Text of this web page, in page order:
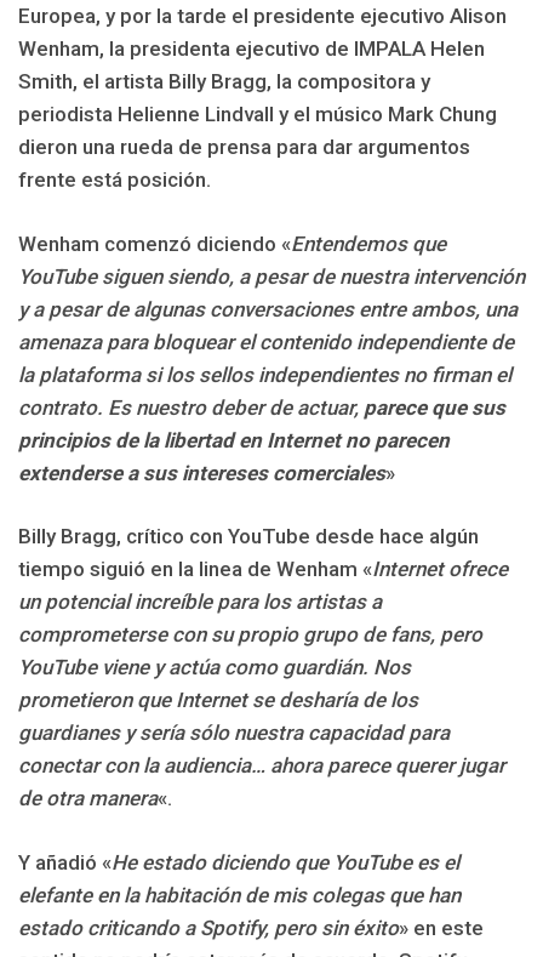
Europea, y por la tarde el presidente ejecutivo Alison
Wenham, la presidenta ejecutivo de IMPALA Helen
Smith, el artista Billy Bragg, la compositora y
periodista Helienne Lindvall y el músico Mark Chung
dieron una rueda de prensa para dar argumentos
frente está posición.
Wenham comenzó diciendo «Entendemos que
YouTube siguen siendo, a pesar de nuestra intervención
y a pesar de algunas conversaciones entre ambos, una
amenaza para bloquear el contenido independiente de
la plataforma si los sellos independientes no firman el
contrato. Es nuestro deber de actuar, parece que sus
principios de la libertad en Internet no parecen
extenderse a sus intereses comerciales»
Billy Bragg, crítico con YouTube desde hace algún
tiempo siguió en la linea de Wenham «Internet ofrece
un potencial increíble para los artistas a
comprometerse con su propio grupo de fans, pero
YouTube viene y actúa como guardián. Nos
prometieron que Internet se desharía de los
guardianes y sería sólo nuestra capacidad para
conectar con la audiencia… ahora parece querer jugar
de otra manera«.
Y añadió «He estado diciendo que YouTube es el
elefante en la habitación de mis colegas que han
estado criticando a Spotify, pero sin éxito» en este